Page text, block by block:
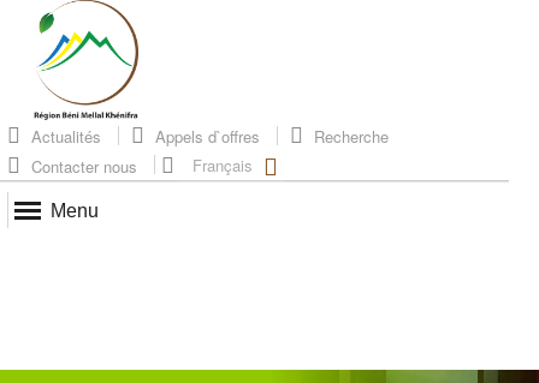
Actualités Appels d`offres
Recherche
Contacter nous
Français
Menu